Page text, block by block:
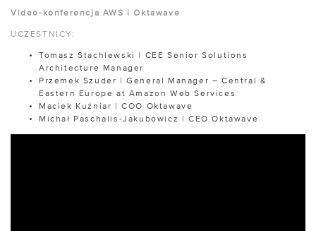
Video-konferencja AWS i Oktawave
UCZESTNICY:
Tomasz Stachlewski | CEE Senior Solutions
Architecture Manager
Przemek Szuder | General Manager – Central &
Eastern Europe at Amazon Web Services
Maciek Kuźniar | COO Oktawave
Michał Paschalis-Jakubowicz | CEO Oktawave